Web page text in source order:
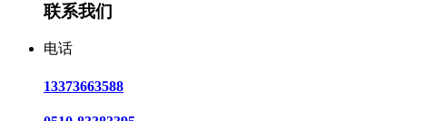
联系我们
电话
13373663588